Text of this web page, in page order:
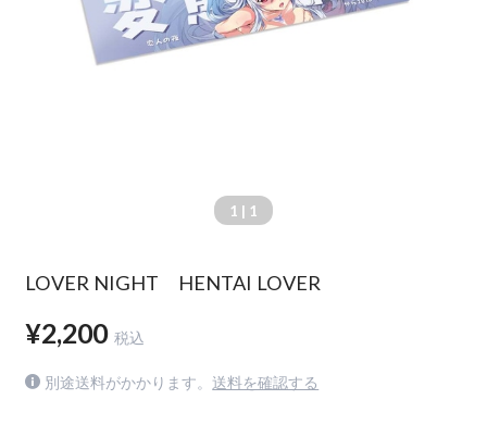
1 | 1
LOVER NIGHT HENTAI LOVER
¥2,200 税込
別途送料がかかります。 送料を確認する